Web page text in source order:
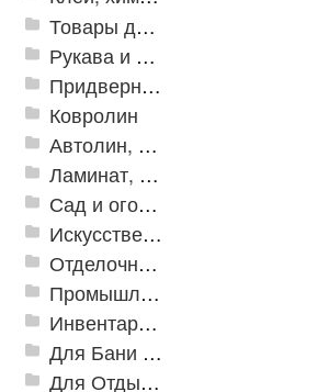
Товары для дома
Рукава и шланги промышленные
Придверные решетки
Ковролин
Автолин, Транслин, Линолеум
Ламинат, Кварцвиниловая плитка SPC
Сад и огород
Искусственная трава
Отделочные профили
Промышленный текстиль
Инвентарь для клининга
Для Бани и Сауны
Для Отдыха и Пикника